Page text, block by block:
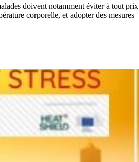
doivent notamment éviter à tout prix
corporelle, et adopter des mesures